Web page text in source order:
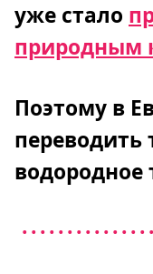
уже стало
природным
Поэтому в
переводить
водородное